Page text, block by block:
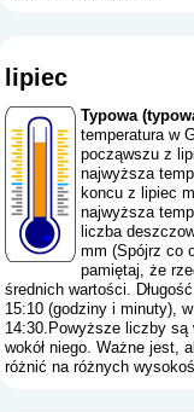
lipiec
Typowa
temperatura w
począwszu z
najwyższa
koncu z lipiec
najwyższa
liczba
mm (Spójrz co
pamiętaj, że
średnich wartości.
15:10 (godziny i minuty),
14:30.Powyższe liczby są
wokół niego. Ważne jest,
różnić na różnych